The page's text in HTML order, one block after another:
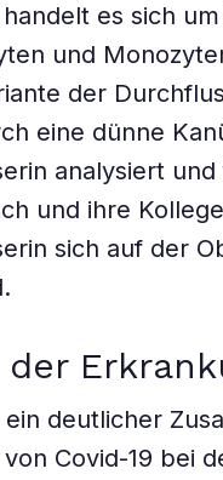
es sich
und
der
eine dünne
analysiert
und ihre
sich auf der
der
ein deutlicher
Covid-19 bei